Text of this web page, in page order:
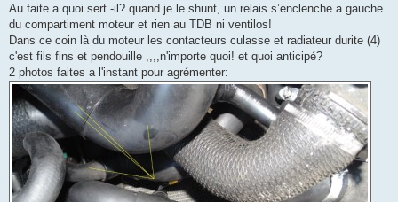
Au faite a quoi sert -il? quand je le shunt, un relais s’enclenche a gauche
du compartiment moteur et rien au TDB ni ventilos!
Dans ce coin là du moteur les contacteurs culasse et radiateur durite (4)
c'est fils fins et pendouille ,,,,n'importe quoi! et quoi anticipé?
2 photos faites a l'instant pour agrémenter: